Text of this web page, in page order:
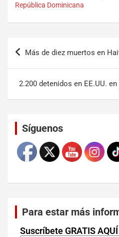
República Dominicana
Más de diez muertos en
2.200 detenidos en EE.UU.
Síguenos
Para estar más
Suscríbete GRATIS AQUÍ